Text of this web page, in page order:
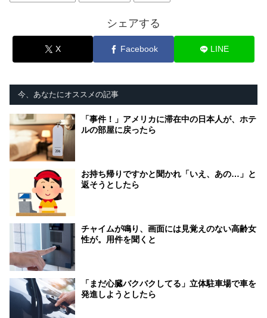
シェアする
X Facebook LINE
今、あなたにオススメの記事
「事件！」アメリカに滞在中の日本人が、ホテ
ルの部屋に戻ったら
お持ち帰りですかと聞かれ「いえ、あの…」と
返そうとしたら
チャイムが鳴り、画面には見覚えのない高齢女
性が。用件を聞くと
「まだ心臓バクバクしてる」立体駐車場で車を
発進しようとしたら